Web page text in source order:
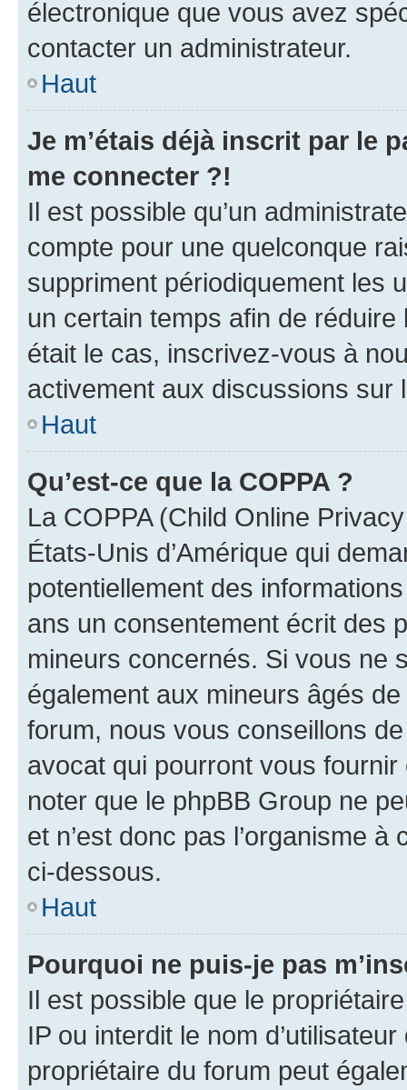
électronique que vous avez
contacter un administrateur.
Haut
Je m’étais déjà inscrit par le
me connecter ?!
Il est possible qu’un
compte pour une quelconque
suppriment périodiquement les
un certain temps afin de
était le cas, inscrivez-vous à
activement aux discussions sur
Haut
Qu’est-ce que la COPPA ?
La COPPA (Child Online
États-Unis d’Amérique qui
potentiellement des
ans un consentement écrit des
mineurs concernés. Si vous ne
également aux mineurs âgés
forum, nous vous conseillons
avocat qui pourront vous
noter que le phpBB Group ne
et n’est donc pas l’organisme
ci-dessous.
Haut
Pourquoi ne puis-je pas
Il est possible que le
IP ou interdit le nom
propriétaire du forum peut